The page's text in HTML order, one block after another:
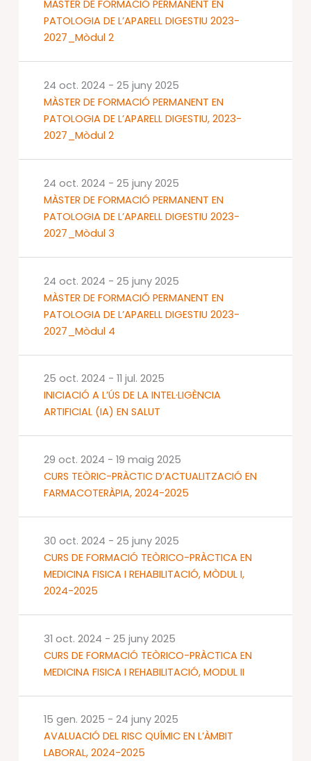
MÀSTER DE FORMACIÓ PERMANENT EN
PATOLOGIA DE L’APARELL DIGESTIU 2023-
2027_Mòdul 2
MÀSTER DE FORMACIÓ PERMANENT EN
PATOLOGIA DE L’APARELL DIGESTIU, 2023-
2027_Mòdul 2
24 oct. 2024 - 25 juny 2025
MÀSTER DE FORMACIÓ PERMANENT EN
PATOLOGIA DE L’APARELL DIGESTIU 2023-
2027_Mòdul 3
24 oct. 2024 - 25 juny 2025
MÀSTER DE FORMACIÓ PERMANENT EN
PATOLOGIA DE L’APARELL DIGESTIU 2023-
2027_Mòdul 4
24 oct. 2024 - 25 juny 2025
INICIACIÓ A L’ÚS DE LA INTEL·LIGÈNCIA
ARTIFICIAL (IA) EN SALUT
25 oct. 2024 - 11 jul. 2025
CURS TEÒRIC-PRÀCTIC D’ACTUALITZACIÓ EN
FARMACOTERÀPIA, 2024-2025
29 oct. 2024 - 19 maig 2025
CURS DE FORMACIÓ TEÒRICO-PRÀCTICA EN
MEDICINA FISICA I REHABILITACIÓ, MÒDUL I,
2024-2025
30 oct. 2024 - 25 juny 2025
CURS DE FORMACIÓ TEÒRICO-PRÀCTICA EN
MEDICINA FISICA I REHABILITACIÓ, MODUL II
31 oct. 2024 - 25 juny 2025
AVALUACIÓ DEL RISC QUÍMIC EN L’ÀMBIT
LABORAL, 2024-2025
15 gen. 2025 - 24 juny 2025